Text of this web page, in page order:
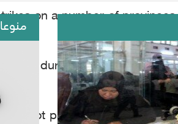
on a number of
during the past seven
not pass without an